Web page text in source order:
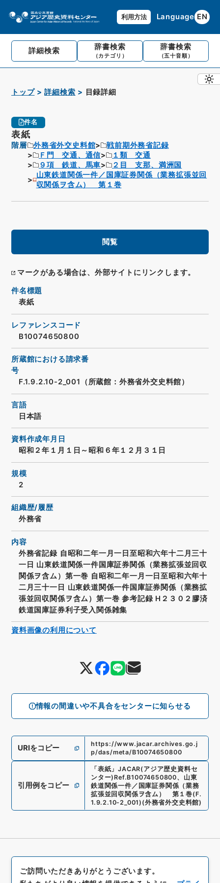
利用方法 Language EN
詳細検索 辞書検索
（カテゴリ）
辞書検索
（五十音順）
トップ 詳細検索 目録詳細
件名
表紙
階層 外務省外交史料館
戦前期外務省記録
Ｆ門 交通、通信
１類 交通
９項 鉄道、馬車
２目 支那、満洲国
山東鉄道関係一件／国庫証券関係（業務拡張並回
収関係ヲ含ム） 第１巻
閲覧
マークがある場合は、外部サイトにリンクします。
情報の間違いや不具合をセンターに知らせる
件名標題
表紙
レファレンスコード
B10074650800
所蔵館における請求番
号
F.1.9.2.10-2_001（所蔵館：外務省外交史料館）
言語
日本語
資料作成年月日
昭和２年１月１日～昭和６年１２月３１日
規模
2
組織歴/履歴
外務省
内容
外務省記録 自昭和二年一月一日至昭和六年十二月三十
一日 山東鉄道関係一件国庫証券関係（業務拡張並回収
関係ヲ含ム）第一巻 自昭和二年一月一日至昭和六年十
二月三十一日 山東鉄道関係一件国庫証券関係（業務拡
張並回収関係ヲ含ム）第一巻 参考記録 H２３０２膠済
鉄道国庫証券利子受入関係雑集
URIをコピー
https://www.jacar.archives.go.j
p/das/meta/B10074650800
引用例をコピー
「表紙 」JACAR(アジア歴史資料セ
ンター) Ref.B10074650800、 山東
鉄道関係一件／国庫証券関係（業務
拡張並回収関係ヲ含ム） 第１巻(F.
1.9.2.10-2_001) (外務省外交史料館)
資料画像の利用について
ご訪問いただきありがとうございます。